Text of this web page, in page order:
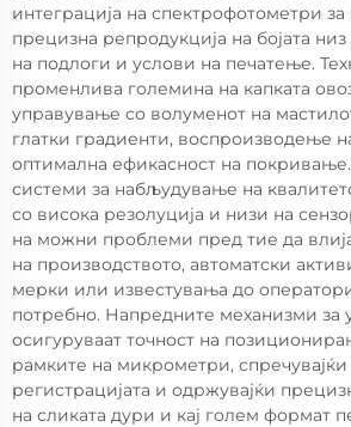
интеграција на спектрофотометри
прецизна репродукција на бојата
на подлоги и услови на печатење.
променлива големина на капката
управување со волуменот на
глатки градиенти, воспроизводење
оптимална ефикасност на
системи за набљудување на
со висока резолуција и низи на
на можни проблеми пред тие да
на производството, автоматски
мерки или известувања до
потребно. Напредните механизми за
осигуруваат точност на
рамките на микрометри,
регистрацијата и одржувајќи
на сликата дури и кај голем формат